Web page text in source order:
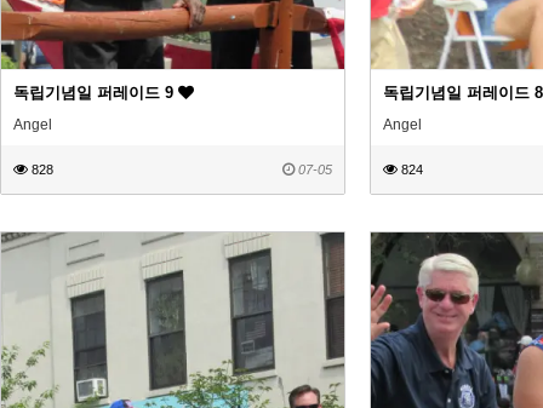
독립기념일 퍼레이드 9
Angel
828 07-05
독립기념일 퍼레이드
Angel
824